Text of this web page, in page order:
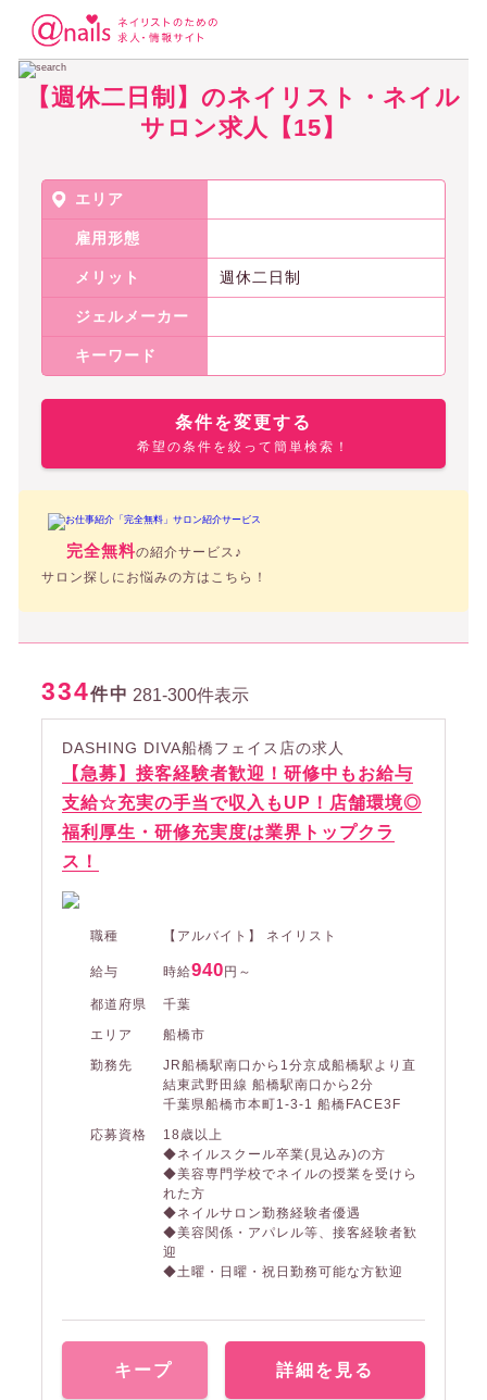
ネイリスト・ネイルサロンの求人アットネイルズ
【週休二日制】のネイリスト・ネイル
サロン求人【15】
エリア
雇用形態
メリット 週休二日制
ジェルメーカー
キーワード
条件を変更する
希望の条件を絞って簡単検索！
完全無料の紹介サービス♪
サロン探しにお悩みの方はこちら！
334件中 281-300件表示
DASHING DIVA船橋フェイス店の求人
【急募】接客経験者歓迎！研修中もお給与
支給☆充実の手当で収入もUP！店舗環境◎
福利厚生・研修充実度は業界トップクラ
ス！
職種 【アルバイト】 ネイリスト
給与 時給940 円～
都道府県
千葉
エリア
船橋市
勤務先
JR船橋駅南口から1分京成船橋駅より直
結東武野田線 船橋駅南口から2分
千葉県船橋市本町1-3-1 船橋FACE3F
応募資格
18歳以上
◆ネイルスクール卒業(見込み)の方
◆美容専門学校でネイルの授業を受けら
れた方
◆ネイルサロン勤務経験者優遇
◆美容関係・アパレル等、接客経験者歓
迎
◆土曜・日曜・祝日勤務可能な方歓迎
キープ 詳細を見る